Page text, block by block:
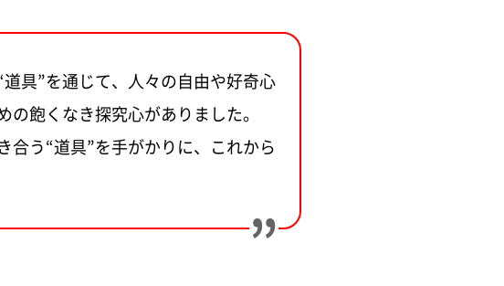
具”を通じて、人々の自由や好奇心
飽くなき探究心がありました。
合う“道具”を手がかりに、これから